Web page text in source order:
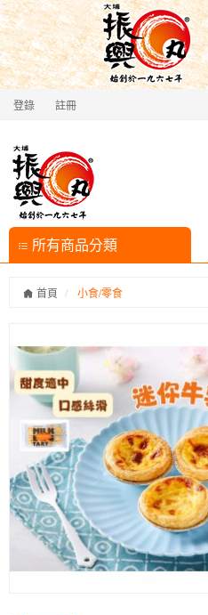
登錄 註冊
所有商品分類
首頁 小食/零食